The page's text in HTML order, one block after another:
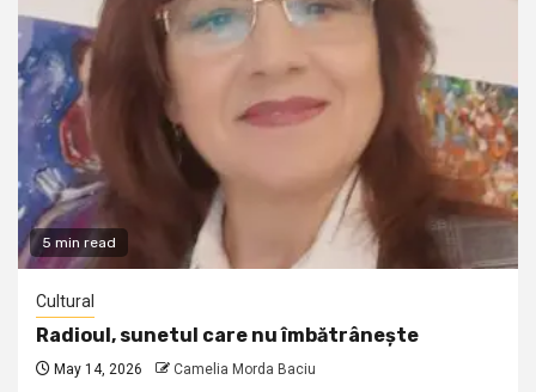
5 min read
Cultural
Radioul, sunetul care nu îmbătrânește
May 14, 2026 Camelia Morda Baciu